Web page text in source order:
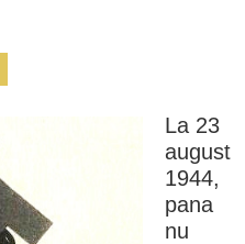
La 23
august
1944,
pana
nu